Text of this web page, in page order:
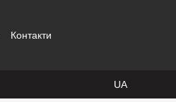
Контакти
UA